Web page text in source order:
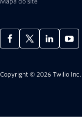
Copyright © 2026 Twilio Inc.